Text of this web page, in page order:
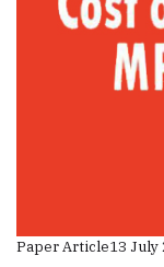
Paper Article13 July